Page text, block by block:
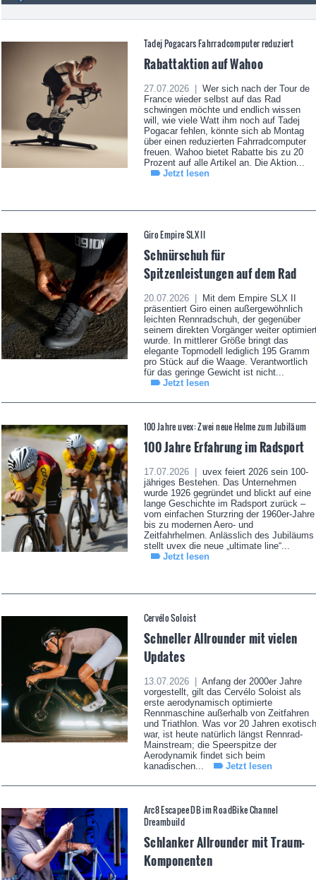
Tadej Pogacars Fahrradcomputer reduziert
Rabattaktion auf Wahoo
27.07.2026 |
Wer sich nach der Tour de
France wieder selbst auf das Rad
schwingen möchte und endlich wissen
will, wie viele Watt ihm noch auf Tadej
Pogacar fehlen, könnte sich ab Montag
über einen reduzierten Fahrradcomputer
freuen. Wahoo bietet Rabatte bis zu 20
Prozent auf alle Artikel an. Die Aktion...
Jetzt lesen
Giro Empire SLX II
Schnürschuh für
Spitzenleistungen auf dem Rad
20.07.2026 |
Mit dem Empire SLX II
präsentiert Giro einen außergewöhnlich
leichten Rennradschuh, der gegenüber
seinem direkten Vorgänger weiter
wurde. In mittlerer Größe bringt das
elegante Topmodell lediglich 195 Gramm
pro Stück auf die Waage. Verantwortlich
für das geringe Gewicht ist nicht...
Jetzt lesen
100 Jahre uvex: Zwei neue Helme zum Jubiläum
100 Jahre Erfahrung im Radsport
17.07.2026 |
uvex feiert 2026 sein 100-
jähriges Bestehen. Das Unternehmen
wurde 1926 gegründet und blickt auf eine
lange Geschichte im Radsport zurück –
vom einfachen Sturzring der 1960er-Jahre
bis zu modernen Aero- und
Zeitfahrhelmen. Anlässlich des Jubiläums
stellt uvex die neue „ultimate line“...
Jetzt lesen
Cervélo Soloist
Schneller Allrounder mit vielen
Updates
13.07.2026 |
Anfang der 2000er Jahre
vorgestellt, gilt das Cervélo Soloist als
erste aerodynamisch optimierte
Rennmaschine außerhalb von Zeitfahren
und Triathlon. Was vor 20 Jahren exotisch
war, ist heute natürlich längst Rennrad-
Mainstream; die Speerspitze der
Aerodynamik findet sich beim
kanadischen...
Jetzt lesen
Arc8 Escapee DB im RoadBike Channel
Dreambuild
Schlanker Allrounder mit Traum-
Komponenten